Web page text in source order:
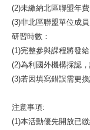
(2)未繳納北區聯盟年
(3)非北區聯盟單位成員
研習時數：
(1)完整參與課程將發給
(2)為利國外機構採認
(3)若因填寫錯誤需更
注意事項:
(1)本活動優先開放已